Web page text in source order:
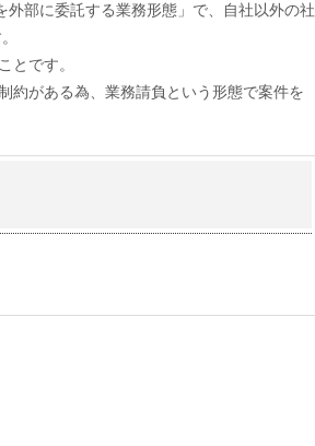
部に委託する業務形態」で、自社以外の社
とです。
約がある為、業務請負という形態で案件を